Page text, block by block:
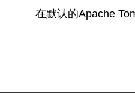
在默认的Apache